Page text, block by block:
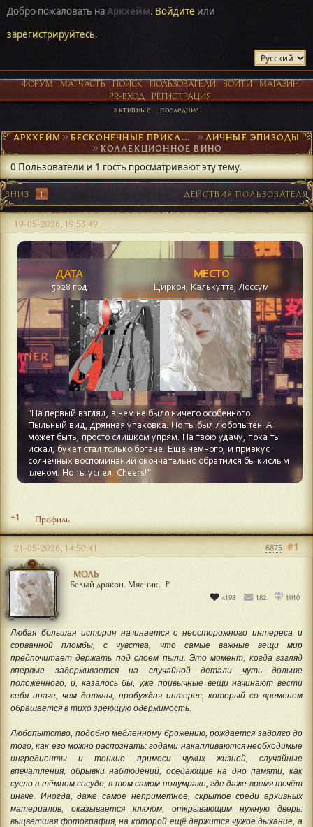
Добро пожаловать наАркхейм. Войдите или
зарегистрируйтесь.
ФОРУМ МАТЧАСТЬ ПОИСК ПОЛЬЗОВАТЕЛИ ВОЙТИ
МАГАЗИН
PR-ВХОД
РЕГИСТРАЦИЯ
активные последние
АРКХЕЙМ► БЕСКОНЕЧНЫЕ ПРИКЛЮЧЕНИЯ ►ЛИЧНЫЕ ЭПИЗОДЫ
►КОЛЛЕКЦИОННОЕ ВИНО
0 Пользователи и 1 гость просматривают эту тему.
ВНИЗ 1 ДЕЙСТВИЯ ПОЛЬЗОВАТЕЛЯ
19-05-2026, 19:53:49
+1 Профиль
МОЛЬ
Белый дракон. Мясник. 🚩
4198 182 1010
#1
21-05-2026, 14:50:41 6875
Любая большая история начинается с неосторожного интереса и
сорванной пломбы, с чувства, что самые важные вещи мир
предпочитает держать под слоем пыли. Это момент, когда взгляд
впервые задерживается на случайной детали чуть дольше
положенного, и, казалось бы, уже привычные вещи начинают вести
себя иначе, чем должны, пробуждая интерес, который со временем
обращается в тихо зреющую одержимость.
Любопытство, подобно медленному брожению, рождается задолго до
того, как его можно распознать: годами накапливаются необходимые
ингредиенты и тонкие примеси чужих жизней, случайные
впечатления, обрывки наблюдений, оседающие на дно памяти, как
сусло в тёмном сосуде, в том самом полумраке, где даже время течёт
иначе. Иногда, даже самое неприметное, скрытое среди архивных
материалов, оказывается ключом, открывающим нужную дверь:
выцветшая фотография, на которой ещё держится чужое дыхание, а